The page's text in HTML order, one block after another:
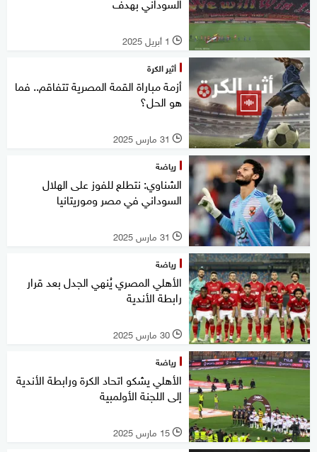
l 1 أبريل 2025
أثير الكرة
أزمة مباراة القمة المصرية تتفاقم.. فما
هو الحل؟
l 31 مارس 2025
رياضة
الشناوي: نتطلع للفوز على الهلال
السوداني في مصر وموريتانيا
l 31 مارس 2025
رياضة
الأهلي المصري يُنهي الجدل بعد قرار
رابطة الأندية
l 30 مارس 2025
رياضة
الأهلي يشكو اتحاد الكرة ورابطة الأندية
إلى اللجنة الأولمبية
l 15 مارس 2025